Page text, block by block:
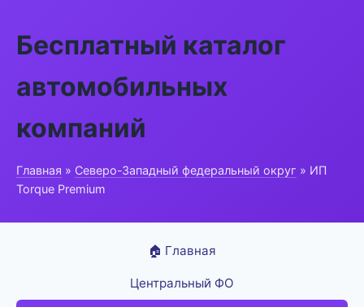
Бесплатный каталог
автомобильных
компаний
Главная » Северо-Западный федеральный округ » ИП
Torque Premium
🏠 Главная
Центральный ФО